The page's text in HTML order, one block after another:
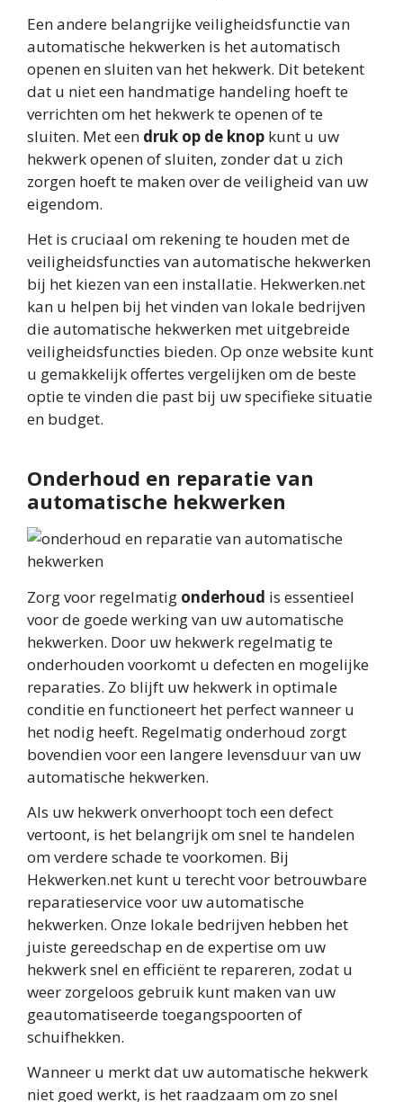
Een andere belangrijke veiligheidsfunctie van
automatische hekwerken is het automatisch
openen en sluiten van het hekwerk. Dit betekent
dat u niet een handmatige handeling hoeft te
verrichten om het hekwerk te openen of te
sluiten. Met een druk op de knop kunt u uw
hekwerk openen of sluiten, zonder dat u zich
zorgen hoeft te maken over de veiligheid van uw
eigendom.
Het is cruciaal om rekening te houden met de
veiligheidsfuncties van automatische hekwerken
bij het kiezen van een installatie. Hekwerken.net
kan u helpen bij het vinden van lokale bedrijven
die automatische hekwerken met uitgebreide
veiligheidsfuncties bieden. Op onze website kunt
u gemakkelijk offertes vergelijken om de beste
optie te vinden die past bij uw specifieke situatie
en budget.
Onderhoud en reparatie van
automatische hekwerken
Zorg voor regelmatig onderhoud is essentieel
voor de goede werking van uw automatische
hekwerken. Door uw hekwerk regelmatig te
onderhouden voorkomt u defecten en mogelijke
reparaties. Zo blijft uw hekwerk in optimale
conditie en functioneert het perfect wanneer u
het nodig heeft. Regelmatig onderhoud zorgt
bovendien voor een langere levensduur van uw
automatische hekwerken.
Als uw hekwerk onverhoopt toch een defect
vertoont, is het belangrijk om snel te handelen
om verdere schade te voorkomen. Bij
Hekwerken.net kunt u terecht voor betrouwbare
reparatieservice voor uw automatische
hekwerken. Onze lokale bedrijven hebben het
juiste gereedschap en de expertise om uw
hekwerk snel en efficiënt te repareren, zodat u
weer zorgeloos gebruik kunt maken van uw
geautomatiseerde toegangspoorten of
schuifhekken.
Wanneer u merkt dat uw automatische hekwerk
niet goed werkt, is het raadzaam om zo snel